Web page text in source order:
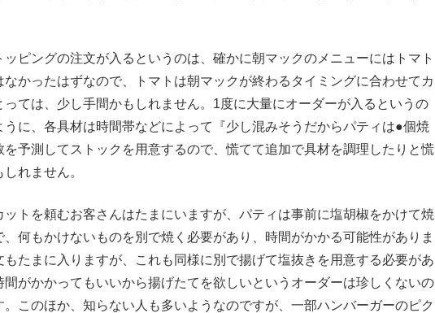
ッピングの注文が入るというのは、確かに朝マックのメニューにはトマト
かったはずなので、トマトは朝マックが終わるタイミングに合わせてカ
っては、少し手間かもしれません。1度に大量にオーダーが入るというの
に、各具材は時間帯などによって『少し混みそうだからパティは●個焼
予測してストックを用意するので、慌てて追加で具材を調理したりと慌
れません。
トを頼むお客さんはたまにいますが、パティは事前に塩胡椒をかけて焼
何もかけないものを別で焼く必要があり、時間がかかる可能性がありま
たまに入りますが、これも同様に別で揚げて塩抜きを用意する必要があ
間がかかってもいいから揚げたてを欲しいというオーダーは珍しくないの
このほか、知らない人も多いようなのですが、一部ハンバーガーのピク